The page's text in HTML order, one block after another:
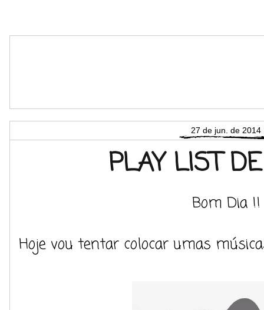
27 de jun. de 2014
PLAY LIST
Bom Dia !!
Hoje vou tentar colocar umas